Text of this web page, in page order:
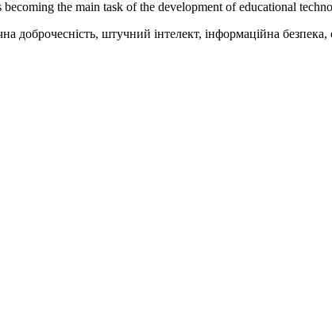
the main task of the development of educational
доброчесність, штучний інтелект, інформаційна безпека,